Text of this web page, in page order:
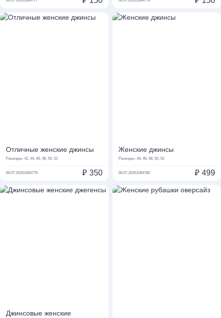
Отличные женские джинсы
Размеры: 42, 44, 46, 48, 50, 52
06.07.20261084779 ₽ 350
Женские джинсы
Размеры: 44, 46, 48, 50, 52
06.07.20261084780 ₽ 499
Джинсовые женские